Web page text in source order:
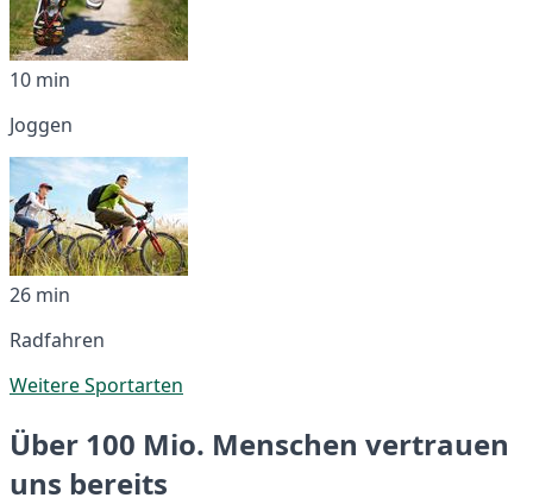
10 min
Joggen
26 min
Radfahren
Weitere Sportarten
Über 100 Mio. Menschen vertrauen
uns bereits